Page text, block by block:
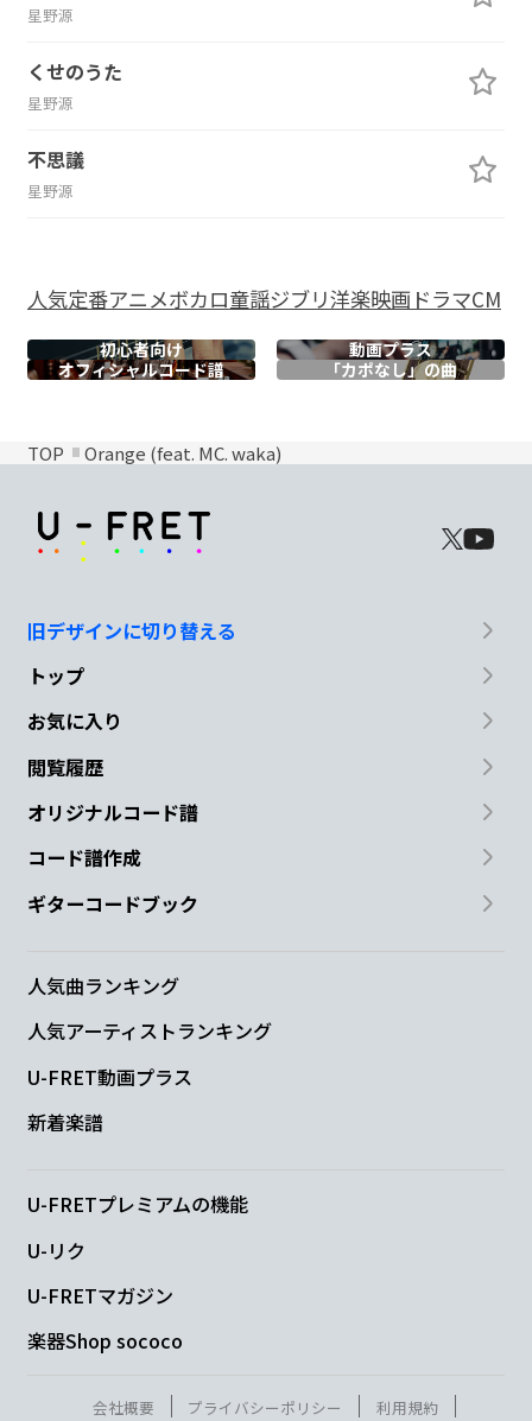
星野源
くせのうた
星野源
不思議
星野源
人気定番アニメボカロ童謡ジブリ洋楽映画ドラマCM
初心者向け
動画プラス
オフィシャルコード譜 「カポなし」の曲
TOP Orange (feat. MC. waka)
旧デザインに切り替える
トップ
お気に入り
閲覧履歴
オリジナルコード譜
コード譜作成
ギターコードブック
人気曲ランキング
人気アーティストランキング
U-FRET動画プラス
新着楽譜
U-FRETプレミアムの機能
U-リク
U-FRETマガジン
楽器Shop sococo
会社概要 プライバシーポリシー 利用規約